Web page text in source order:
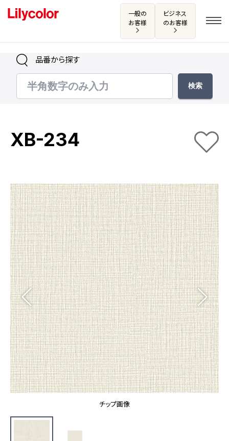
一般の
お客様
ビジネス
のお客様
ログイン・新規会員登録
お気に入り
商品を探す
商品を探す トップ
壁紙
カーテン
床材
ブランド・コレクション
Lilycolor Coordinate 着せ替えシミュレーション
カタログ一覧
カタログ一覧 トップ
壁紙
カーテン
床材
サステナブル商品
ノンワックス床タイル
壁紙機能性ガイド
施工事例
施工事例 トップ
医療・福祉施設
ホテル・オフィス・店舗
モデルハウス
新築戸建・マンション
#リリカラのある暮らし
リリカラノート
ショールーム
ショールーム トップ
東京ショールーム
大阪ショールーム
お客様サポート
お客様サポート トップ
画像ダウンロード
品番から探す
XB-234
チップ画像